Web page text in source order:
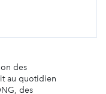
des
au quotidien
des